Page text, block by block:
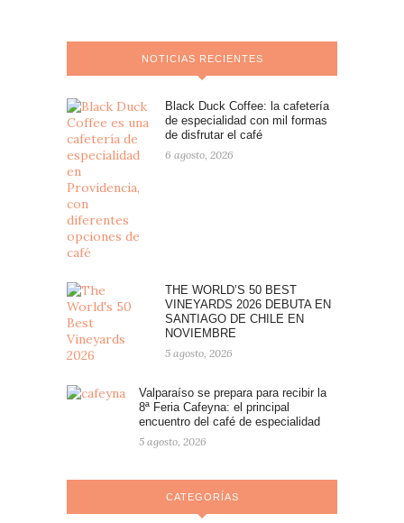
NOTICIAS RECIENTES
Black Duck Coffee: la cafetería
de especialidad con mil formas
de disfrutar el café
6 agosto, 2026
THE WORLD’S 50 BEST
VINEYARDS 2026 DEBUTA EN
SANTIAGO DE CHILE EN
NOVIEMBRE
5 agosto, 2026
Valparaíso se prepara para recibir la
8ª Feria Cafeyna: el principal
encuentro del café de especialidad
5 agosto, 2026
CATEGORÍAS